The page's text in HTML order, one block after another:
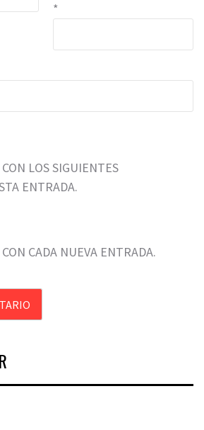
*
LOS SIGUIENTES
ENTRADA.
CADA NUEVA ENTRADA.